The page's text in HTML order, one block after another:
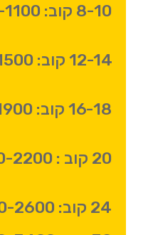
8-10 קוב: 900-1100 ש"ח.
12-14 קוב: 1300-1500 ש"ח.
16-18 קוב: 1700-1900 ש"ח.
20 קוב : 2000-2200 ש"ח
24 קוב: 2400-2600 ש"ח.